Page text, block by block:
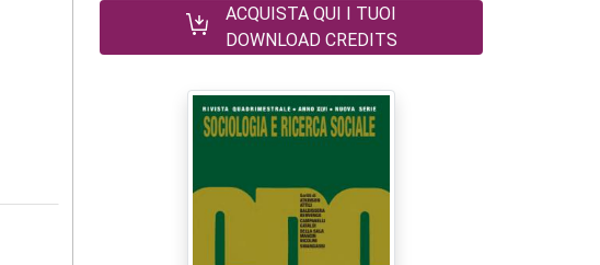
ACQUISTA QUI I TUOI
DOWNLOAD CREDITS